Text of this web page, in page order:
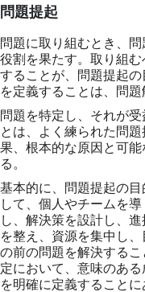
問題提起
問題に取り組むとき、
役割を果たす。取り組
することが、問題提起
を定義することは、問
問題を特定し、それが
とは、よく練られた問
果、根本的な原因と可
る。
基本的に、問題提起の
して、個人やチームを
し、解決策を設計し、
を整え、資源を集中し
の前の問題を解決する
定において、意味のあ
を明確に定義することに